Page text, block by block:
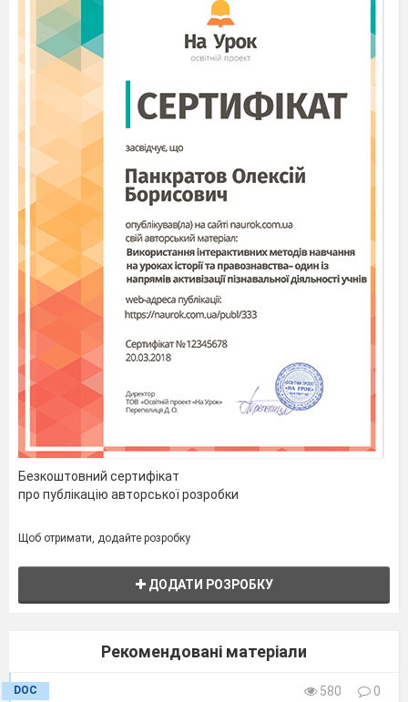
Безкоштовний сертифікат
про публікацію авторської розробки
Щоб отримати, додайте розробку
ДОДАТИ РОЗРОБКУ
Рекомендовані матеріали
DOC 580
0